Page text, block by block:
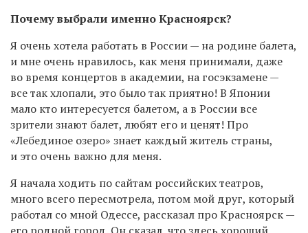
Почему выбрали именно Красноярск?
Я очень хотела работать в России — на родине балета,
и мне очень нравилось, как меня принимали, даже
во время концертов в академии, на госэкзамене —
все так хлопали, это было так приятно! В Японии
мало кто интересуется балетом, а в России все
зрители знают балет, любят его и ценят! Про
«Лебединое озеро» знает каждый житель страны,
и это очень важно для меня.
Я начала ходить по сайтам российских театров,
много всего пересмотрела, потом мой друг, который
работал со мной Одессе, рассказал про Красноярск —